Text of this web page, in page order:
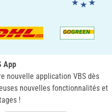
App
nouvelle application VBS dès
nouvelles fonctionnalités et
!